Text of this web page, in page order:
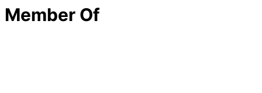
Member Of